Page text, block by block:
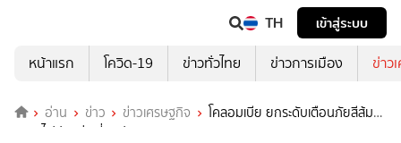
TH
เข้าสู่ระบบ
หน้าแรก
โควิด-19 ข่าวทั่วไทย ข่าวการเมือง ข่าว
อ่าน ข่าว ข่าวเศรษฐกิจ
โคลอมเบีย ยกระดับเตือนภัยสีส้ม
"ภูเขาไฟปูราเซ่" เสี่ยงปะทุ